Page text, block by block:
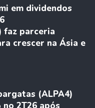
em dividendos
faz parceria
crescer na Ásia e
(ALPA4)